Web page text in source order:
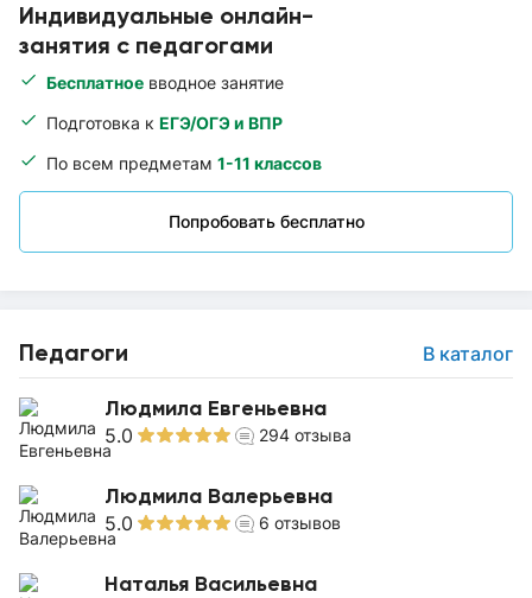
Индивидуальные онлайн-
занятия с педагогами
Бесплатное вводное занятие
Подготовка к ЕГЭ/ОГЭ и ВПР
По всем предметам 1-11 классов
Попробовать бесплатно
Педагоги В каталог
Людмила Евгеньевна
5.0 294 отзыва
Людмила Валерьевна
5.0 6 отзывов
Наталья Васильевна